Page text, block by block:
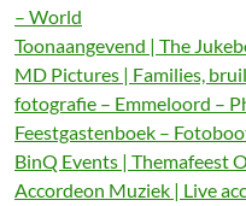
– World
Toonaangevend | The
MD Pictures | Families,
fotografie – Emmeloord –
Feestgastenboek –
BinQ Events | Themafeest
Accordeon Muziek | Live